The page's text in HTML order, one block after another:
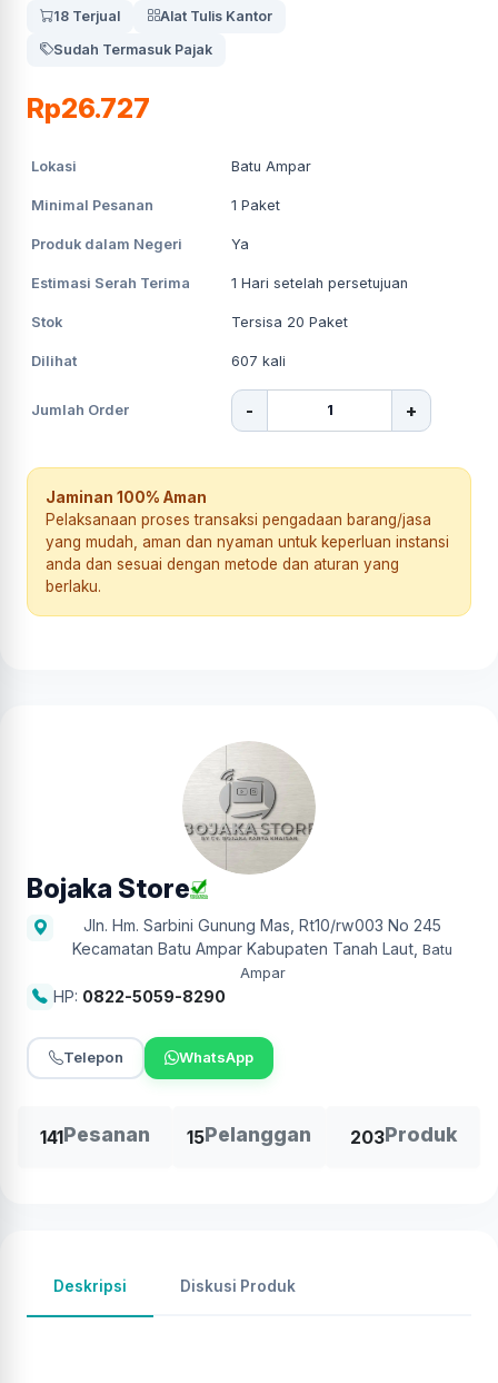
18 Terjual
Alat Tulis Kantor
Sudah Termasuk Pajak
Rp26.727
Lokasi Batu Ampar
Minimal Pesanan 1 Paket
Produk dalam Negeri Ya
Estimasi Serah Terima 1 Hari setelah persetujuan
Stok Tersisa 20 Paket
Dilihat 607 kali
Jumlah Order - +
Jaminan 100% Aman
Pelaksanaan proses transaksi pengadaan barang/jasa
yang mudah, aman dan nyaman untuk keperluan instansi
anda dan sesuai dengan metode dan aturan yang
berlaku.
Bojaka Store
Jln. Hm. Sarbini Gunung Mas, Rt10/rw003 No 245
Kecamatan Batu Ampar Kabupaten Tanah Laut Batu
Ampar
HP: 0822-5059-8290
Telepon WhatsApp
141Pesanan 15Pelanggan 203Produk
Deskripsi Diskusi Produk